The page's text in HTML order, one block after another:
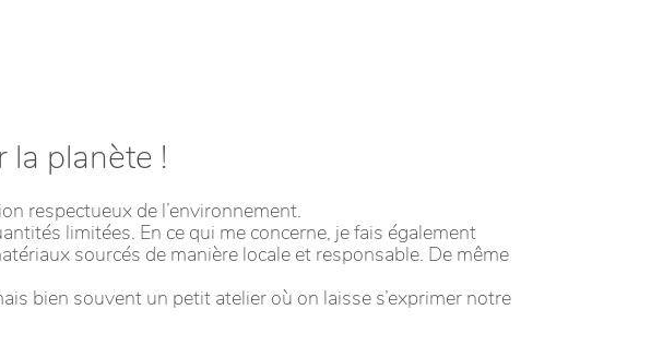
la planète !
respectueux de l’environnement.
limitées. En ce qui me concerne, je fais également
sourcés de manière locale et responsable. De même
bien souvent un petit atelier où on laisse s’exprimer notre